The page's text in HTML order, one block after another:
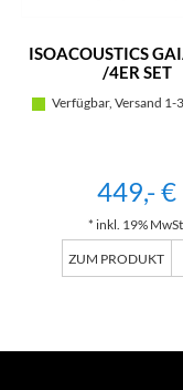
ISOACOUSTICS
/4ER SET
Verfügbar, Versand 1-
449,- €
* inkl. 19%
ZUM PRODUKT